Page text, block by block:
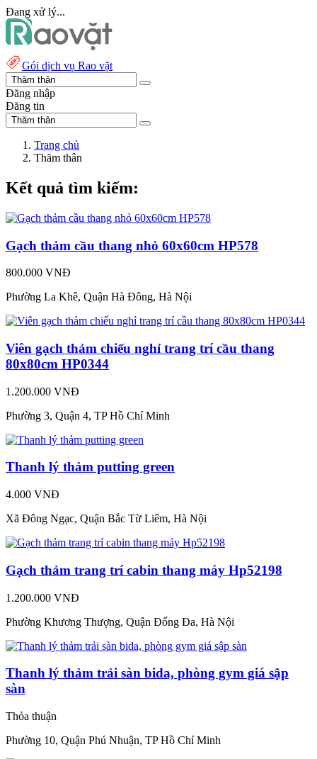
Đang xử lý...
Gói dịch vụ Rao vặt
Đăng nhập
Đăng tin
Trang chủ
Thăm thân
Kết quả tìm kiếm:
Gạch thảm cầu thang nhỏ 60x60cm HP578
800.000 VNĐ
Phường La Khê, Quận Hà Đông, Hà Nội
Viên gạch thảm chiếu nghỉ trang trí cầu thang
80x80cm HP0344
1.200.000 VNĐ
Phường 3, Quận 4, TP Hồ Chí Minh
Thanh lý thảm putting green
4.000 VNĐ
Xã Đông Ngạc, Quận Bắc Từ Liêm, Hà Nội
Gạch thảm trang trí cabin thang máy Hp52198
1.200.000 VNĐ
Phường Khương Thượng, Quận Đống Đa, Hà Nội
Thanh lý thảm trải sàn bida, phòng gym giá sập
sàn
Thỏa thuận
Phường 10, Quận Phú Nhuận, TP Hồ Chí Minh